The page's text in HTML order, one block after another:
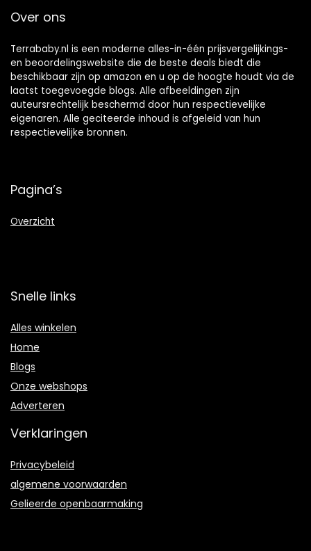
Over ons
Terrababy.nl is een moderne alles-in-één prijsvergelijkings-
en beoordelingswebsite die de beste deals biedt die
beschikbaar zijn op amazon en u op de hoogte houdt via de
laatst toegevoegde blogs. Alle afbeeldingen zijn
auteursrechtelijk beschermd door hun respectievelijke
eigenaren. Alle geciteerde inhoud is afgeleid van hun
respectievelijke bronnen.
Pagina’s
Overzicht
Snelle links
Alles winkelen
Home
Blogs
Onze webshops
Adverteren
Verklaringen
Privacybeleid
algemene voorwaarden
Gelieerde openbaarmaking